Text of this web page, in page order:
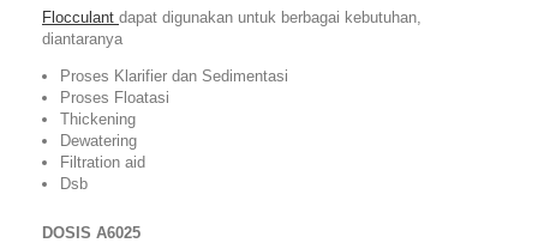
Flocculant dapat digunakan untuk berbagai kebutuhan,
diantaranya
Proses Klarifier dan Sedimentasi
Proses Floatasi
Thickening
Dewatering
Filtration aid
Dsb
DOSIS A6025